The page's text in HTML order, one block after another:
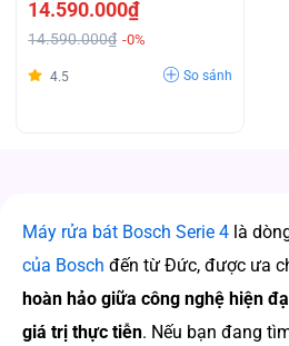
14.590.000₫
14.590.000₫ -0%
4.5 So sánh
Máy rửa bát Bosch Serie 4 là
của Bosch đến từ Đức, được ưa
hoàn hảo giữa công nghệ hiện
giá trị thực tiễn. Nếu bạn đang